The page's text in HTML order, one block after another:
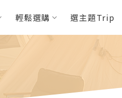
輕鬆選購 選主題Trip